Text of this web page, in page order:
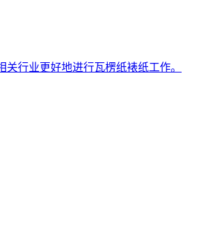
行业更好地进行瓦楞纸裱纸工作。